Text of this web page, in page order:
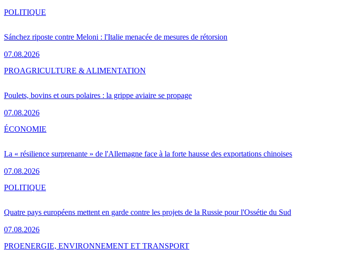
Sánchez riposte contre Meloni : l'Italie menacée de mesures de rétorsion
07.08.2026
POLITIQUE
Poulets, bovins et ours polaires : la grippe aviaire se propage
07.08.2026
PROAGRICULTURE & ALIMENTATION
La « résilience surprenante » de l'Allemagne face à la forte hausse des exportations chinoises
07.08.2026
ÉCONOMIE
Quatre pays européens mettent en garde contre les projets de la Russie pour l'Ossétie du Sud
07.08.2026
POLITIQUE
PROENERGIE, ENVIRONNEMENT ET TRANSPORT